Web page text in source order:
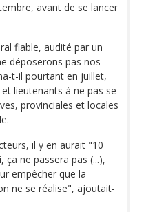
avant de se lancer
fiable, audité par un
déposerons pas nos
t-il pourtant en juillet,
lieutenants à ne pas se
provinciales et locales
il y en aurait "10
ne passera pas (...),
empêcher que la
ne se réalise", ajoutait-